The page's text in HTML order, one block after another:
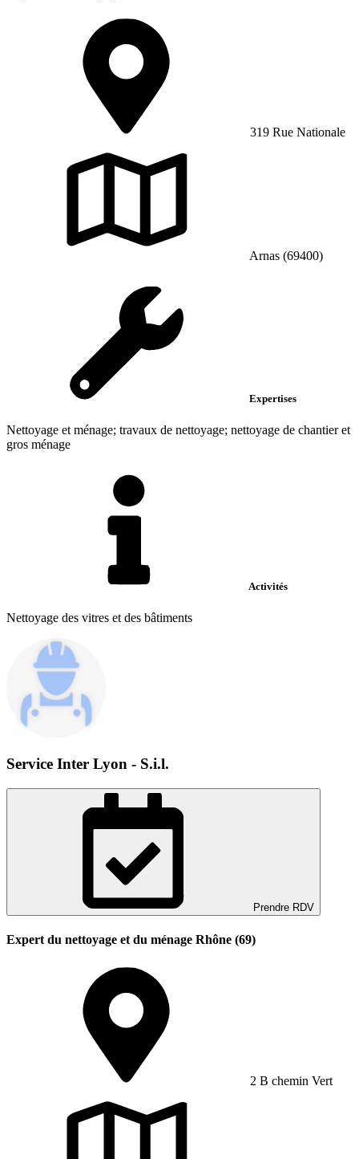
319 Rue Nationale
Arnas (69400)
Expertises
Nettoyage et ménage; travaux de nettoyage; nettoyage de chantier et
gros ménage
Activités
Nettoyage des vitres et des bâtiments
Service Inter Lyon - S.i.l.
Prendre RDV
Expert du nettoyage et du ménage Rhône (69)
2 B chemin Vert